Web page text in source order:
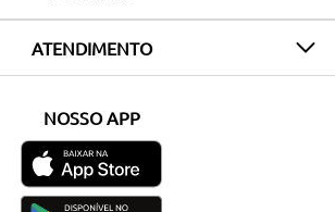
ATENDIMENTO
NOSSO APP